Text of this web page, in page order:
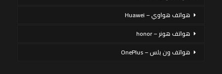
هواتف هواوي – Huawei
هواتف هونر – honor
هواتف ون بلس – OnePlus